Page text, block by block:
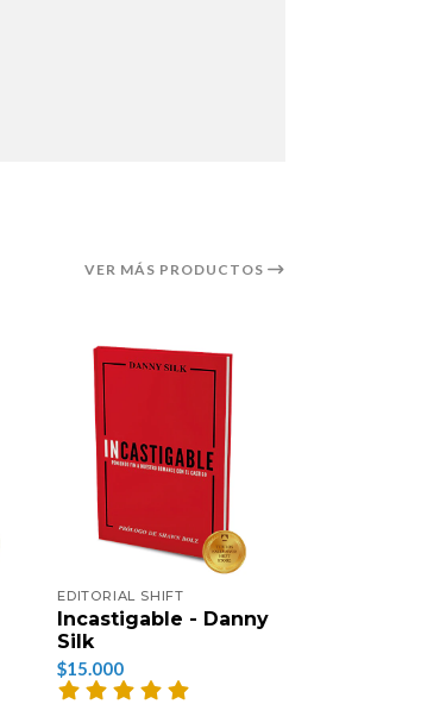
VER MÁS PRODUCTOS
EDITORIAL SHIFT
Incastigable - Danny
Silk
$15.000